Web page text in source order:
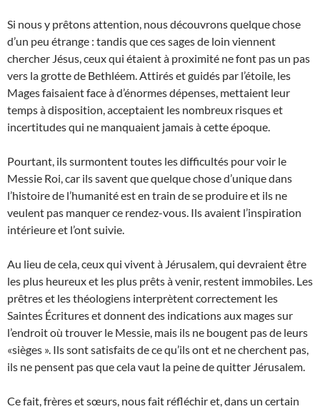
Si nous y prêtons attention, nous découvrons quelque chose
d’un peu étrange : tandis que ces sages de loin viennent
chercher Jésus, ceux qui étaient à proximité ne font pas un pas
vers la grotte de Bethléem. Attirés et guidés par l’étoile, les
Mages faisaient face à d’énormes dépenses, mettaient leur
temps à disposition, acceptaient les nombreux risques et
incertitudes qui ne manquaient jamais à cette époque.
Pourtant, ils surmontent toutes les difficultés pour voir le
Messie Roi, car ils savent que quelque chose d’unique dans
l’histoire de l’humanité est en train de se produire et ils ne
veulent pas manquer ce rendez-vous. Ils avaient l’inspiration
intérieure et l’ont suivie.
Au lieu de cela, ceux qui vivent à Jérusalem, qui devraient être
les plus heureux et les plus prêts à venir, restent immobiles. Les
prêtres et les théologiens interprètent correctement les
Saintes Écritures et donnent des indications aux mages sur
l’endroit où trouver le Messie, mais ils ne bougent pas de leurs
«sièges ». Ils sont satisfaits de ce qu’ils ont et ne cherchent pas,
ils ne pensent pas que cela vaut la peine de quitter Jérusalem.
Ce fait, frères et sœurs, nous fait réfléchir et, dans un certain